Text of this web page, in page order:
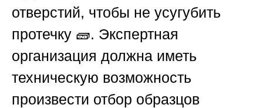
отверстий, чтобы не усугубить
протечку 🧱. Экспертная
организация должна иметь
техническую возможность
произвести отбор образцов